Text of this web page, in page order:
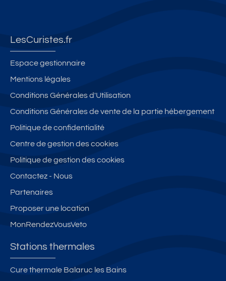
LesCuristes.fr
Espace gestionnaire
Mentions légales
Conditions Générales d'Utilisation
Conditions Générales de vente de la partie hébergement
Politique de confidentialité
Centre de gestion des cookies
Politique de gestion des cookies
Contactez - Nous
Partenaires
Proposer une location
MonRendezVousVeto
Stations thermales
Cure thermale Balaruc les Bains